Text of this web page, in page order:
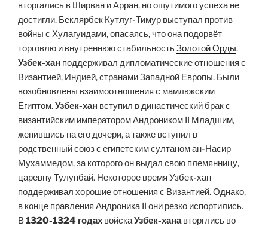
вторгались в Ширван и Арран, но ощутимого успеха не
достигли. Беклярбек Кутлуг-Тимур выступал против
войны с Хулагуидами, опасаясь, что она подорвёт
торговлю и внутреннюю стабильностьЗолотой Орды.
Узбек-хан поддерживал дипломатические отношения с
Византией, Индией, странами Западной Европы. Были
возобновлены взаимоотношения с мамлюкским
Египтом.Узбек-хан вступил в династический брак с
византийским императором Андроником II Младшим,
женившись на его дочери, а также вступил в
родственный союз с египетским султаном ан-Насир
Мухаммедом, за которого он выдал свою племянницу,
царевну Тулунбай. Некоторое время Узбек-хан
поддерживал хорошие отношения с Византией. Однако,
в конце правления Андроника II они резко испортились.
В1320-1324 годах войскаУзбек-ханавторглись во